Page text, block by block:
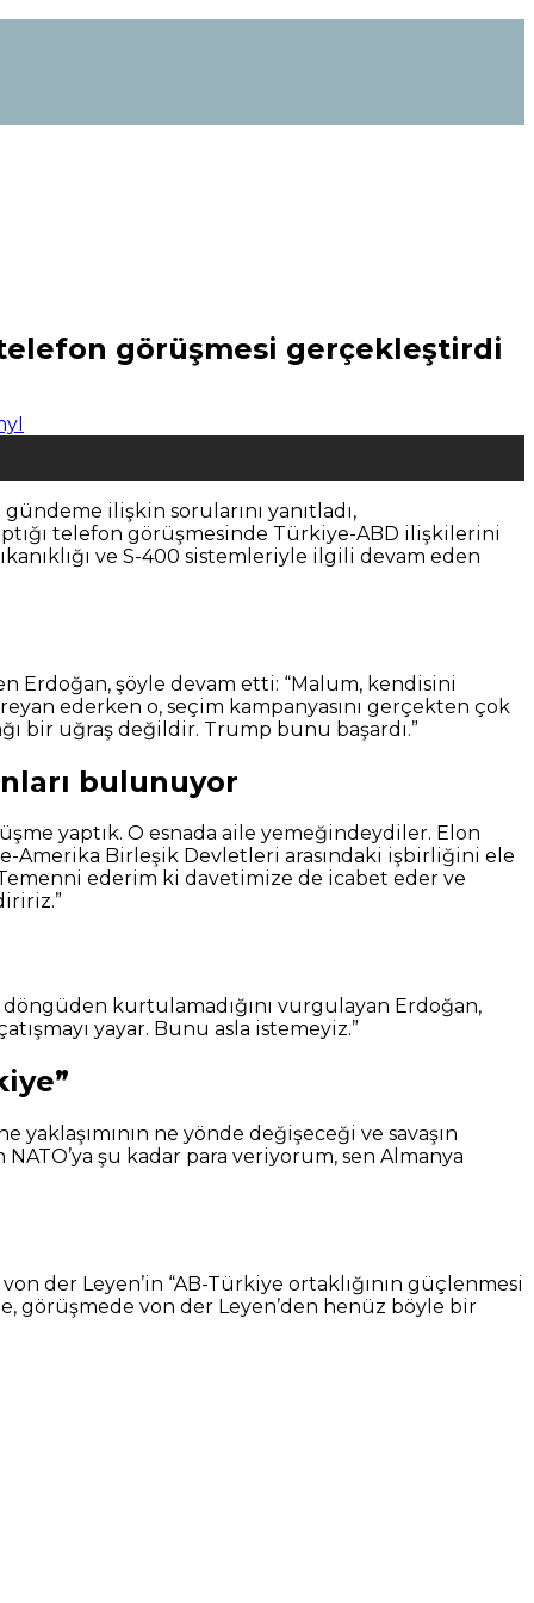
görüşmesi gerçekleştirdi
ilişkin sorularını yanıtladı,
telefon görüşmesinde Türkiye-ABD ilişkilerini
ve S-400 sistemleriyle ilgili devam eden
şöyle devam etti: “Malum, kendisini
ederken o, seçim kampanyasını gerçekten çok
bir uğraş değildir. Trump bunu başardı.”
bulunuyor
yaptık. O esnada aile yemeğindeydiler. Elon
Amerika Birleşik Devletleri arasındaki işbirliğini ele
ederim ki davetimize de icabet eder ve
kurtulamadığını vurgulayan Erdoğan,
yayar. Bunu asla istemeyiz.”
yaklaşımının ne yönde değişeceği ve savaşın
şu kadar para veriyorum, sen Almanya
der Leyen’in “AB-Türkiye ortaklığının güçlenmesi
görüşmede von der Leyen’den henüz böyle bir